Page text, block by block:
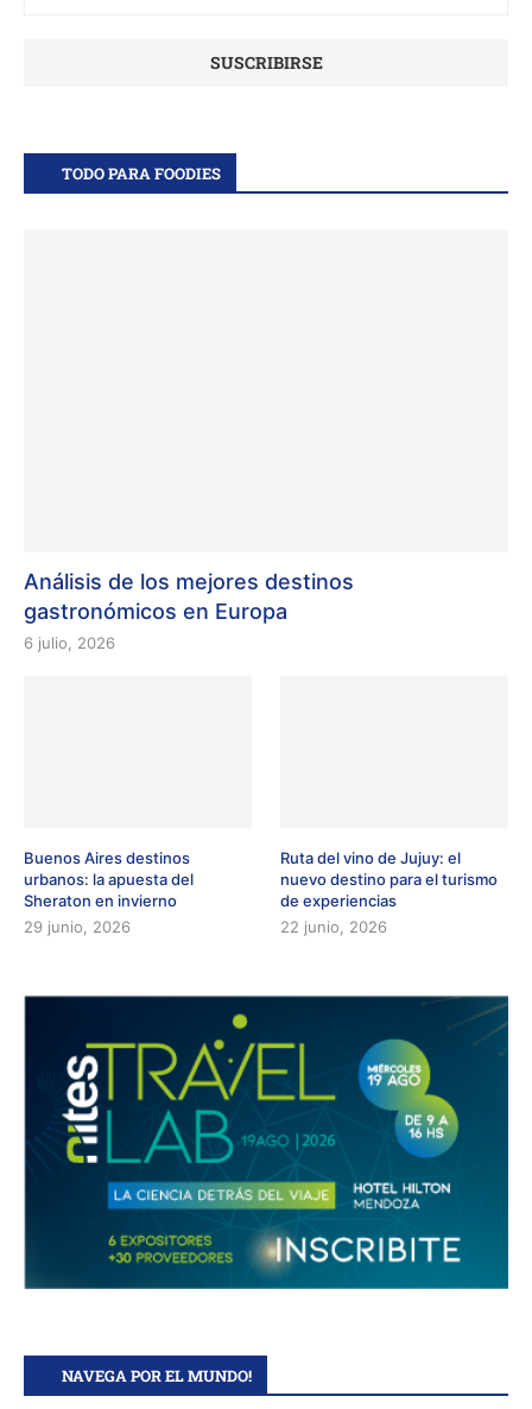
TODO PARA FOODIES
Análisis de los mejores destinos
gastronómicos en Europa
6 julio, 2026
Buenos Aires destinos
urbanos: la apuesta del
Sheraton en invierno
29 junio, 2026
Ruta del vino de Jujuy: el
nuevo destino para el turismo
de experiencias
22 junio, 2026
NAVEGA POR EL MUNDO!